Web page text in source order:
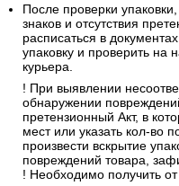
После проверки
знаков и отсутствия
расписаться в
упаковку и проверить на
курьера.
! При выявлении
обнаружении
претензионный Акт, в
мест или указать кол-во
произвести вскрытие
повреждений товара,
! Необходимо получить